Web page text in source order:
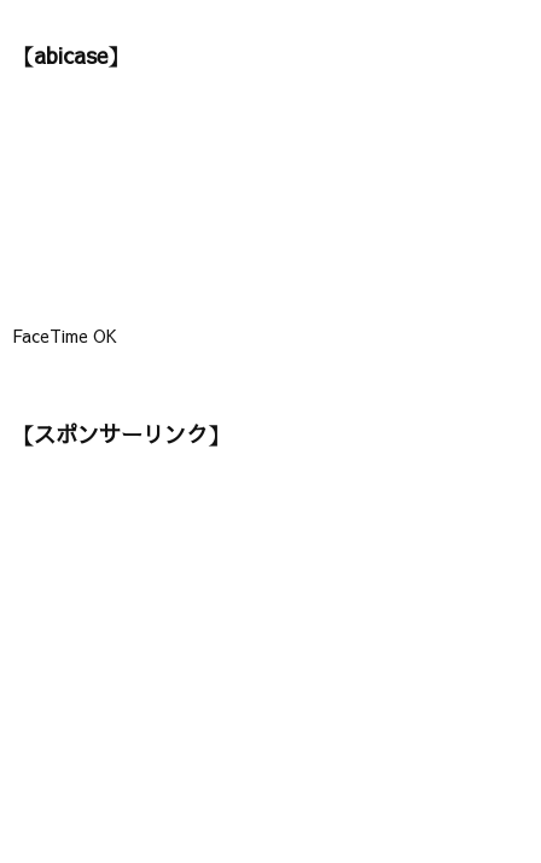
リ【abicase】
FaceTime OK
【スポンサーリンク】